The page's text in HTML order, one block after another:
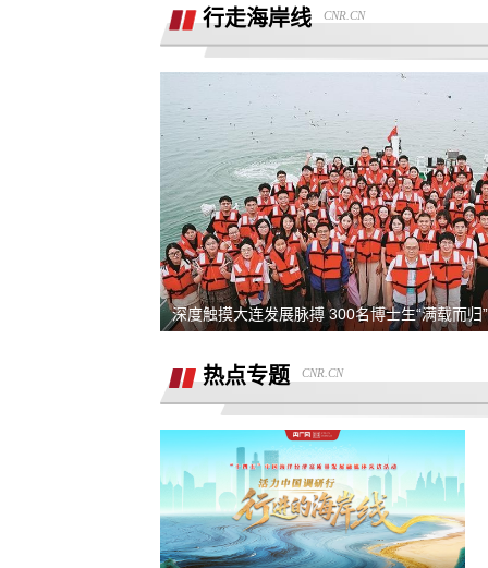
退定金10000元
熊猫净水器爆炸燃烧
退还诚意金
滴滴平台司机超时未出发，地域黑乘客
要求解除合同，退款，我还没有开始学
能借款，没用使用过其它会员权益，要
退款退
重庆智鑫沅汽车销售有限公司强买强卖
服务态度恶劣且拒绝退还定金
买车锁单前不预审，贷款批不过，强制
走租赁贷款
退还定金2000元
骗子上门推销熊猫净水器，专挑农村老
行走海岸线 CNR.CN
深度触摸大连发展脉搏 300名博士生“满载而归”
热点专题 CNR.CN